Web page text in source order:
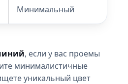
Минимальный
, если у вас проемы
минималистичные
уникальный цвет